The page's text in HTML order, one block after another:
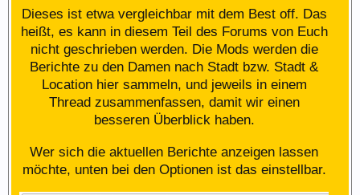
Dieses ist etwa vergleichbar mit dem Best off. Das
heißt, es kann in diesem Teil des Forums von Euch
nicht geschrieben werden. Die Mods werden die
Berichte zu den Damen nach Stadt bzw. Stadt &
Location hier sammeln, und jeweils in einem
Thread zusammenfassen, damit wir einen
besseren Überblick haben.
Wer sich die aktuellen Berichte anzeigen lassen
möchte, unten bei den Optionen ist das einstellbar.